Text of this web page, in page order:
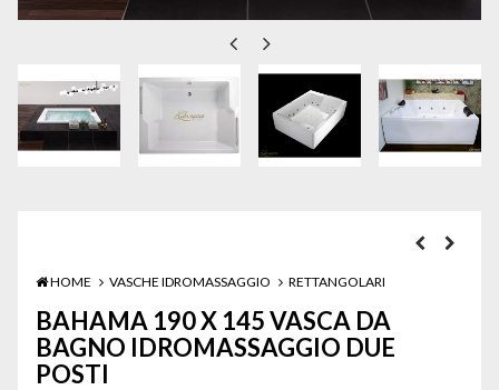
HOME VASCHE IDROMASSAGGIO RETTANGOLARI
BAHAMA 190 X 145 VASCA DA
BAGNO IDROMASSAGGIO DUE
POSTI